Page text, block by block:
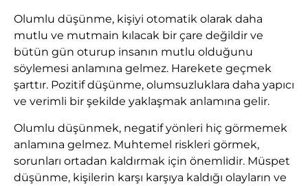
Olumlu düşünme, kişiyi otomatik olarak daha
mutlu ve mutmain kılacak bir çare değildir ve
bütün gün oturup insanın mutlu olduğunu
söylemesi anlamına gelmez. Harekete geçmek
şarttır. Pozitif düşünme, olumsuzluklara daha yapıcı
ve verimli bir şekilde yaklaşmak anlamına gelir.
Olumlu düşünmek, negatif yönleri hiç görmemek
anlamına gelmez. Muhtemel riskleri görmek,
sorunları ortadan kaldırmak için önemlidir. Müspet
düşünme, kişilerin karşı karşıya kaldığı olayların ve